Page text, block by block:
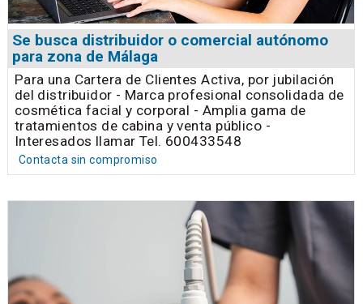
Se busca distribuidor o comercial autónomo
para zona de Málaga
Para una Cartera de Clientes Activa, por jubilación
del distribuidor - Marca profesional consolidada de
cosmética facial y corporal - Amplia gama de
tratamientos de cabina y venta público -
Interesados llamar Tel. 600433548
Contacta sin compromiso